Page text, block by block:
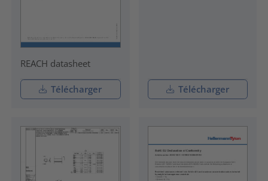
REACH datasheet
Télécharger Télécharger